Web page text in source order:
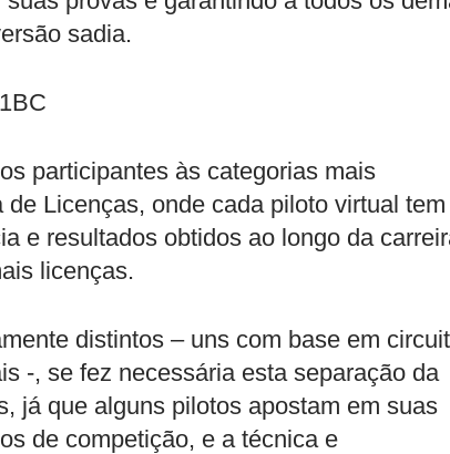
sadia.
participantes às categorias mais
Licenças, onde cada piloto virtual tem
e resultados obtidos ao longo da
licenças.
distintos – uns com base em
-, se fez necessária esta separação da
já que alguns pilotos apostam em suas
de competição, e a técnica e